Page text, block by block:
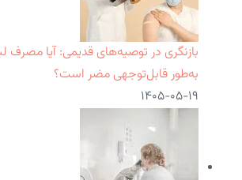
بازنگری در توصیه‌های قدیمی: آیا مصرف
به‌طور قابل‌توجهی مضر است؟
۱۴۰۵-۰۵-۱۹